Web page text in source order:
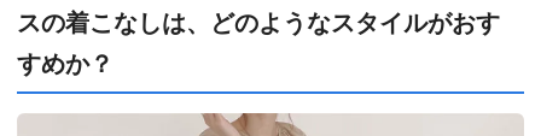
スの着こなしは、どのようなスタイルがおす
すめか？